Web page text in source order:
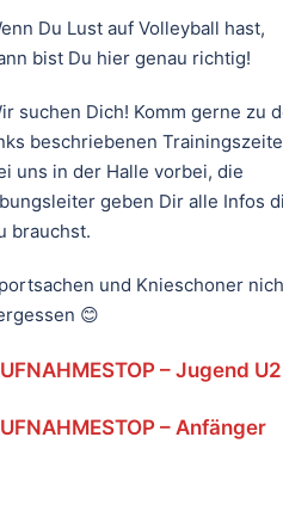
Du Lust auf Volleyball hast,
bist Du hier genau richtig!
suchen Dich! Komm gerne zu
beschriebenen
uns in der Halle vorbei, die
geben Dir alle Infos
brauchst.
und Knieschoner
😊
– Jugend
– Anfänger